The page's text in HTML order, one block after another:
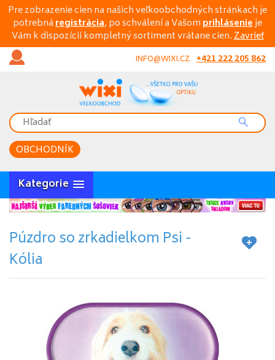
Pre zobrazenie cien na našich veľkoobchodných stránkach je
potrebnáregistrácia, po schválení a Vašom prihlásenieje
Vám k dispozícii kompletný sortiment vrátane cien.Zavrieť
INFO@WIXI.CZ +421 222 205 862
OBCHODNÍK
Kategorie
Púzdro so zrkadielkom Psi -
Kólia